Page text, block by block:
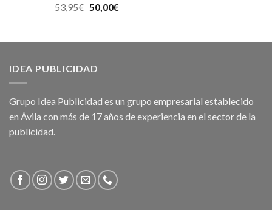
53,95€ 50,00€
IDEA PUBLICIDAD
Grupo Idea Publicidad es un grupo empresarial establecido
en Ávila con más de 17 años de experiencia en el sector de la
publicidad.